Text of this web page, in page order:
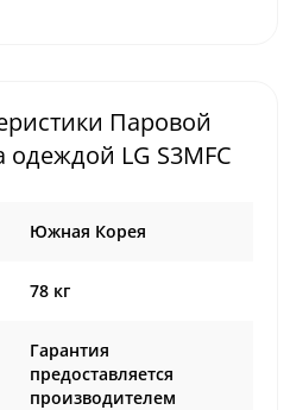
Паровой
LG S3MFC
Южная Корея
78 кг
Гарантия
предоставляется
производителем